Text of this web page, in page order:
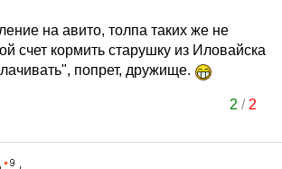
на авито, толпа таких же не
счет кормить старушку из Иловайска
попрет, дружище.
2 / 2